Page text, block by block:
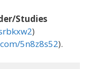
Studies
)
5n8z8s52).